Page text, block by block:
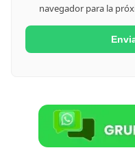
navegador para la